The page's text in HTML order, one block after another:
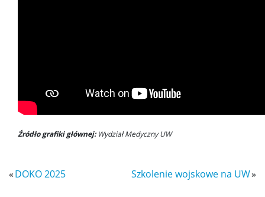
Źródło grafiki głównej:Wydział Medyczny UW
«DOKO 2025 Szkolenie wojskowe na UW»